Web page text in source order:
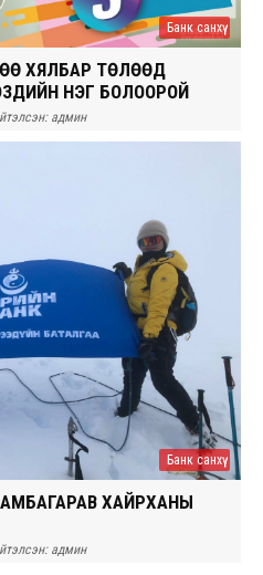
Банк санхүү
ХЯЛБАР ТӨЛӨӨД
НЭГ БОЛООРОЙ
админ
Банк санхүү
ХАЙРХАНЫ
админ